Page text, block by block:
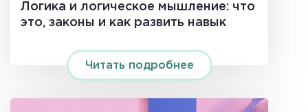
Логика и логическое мышление: что
это, законы и как развить навык
Читать подробнее